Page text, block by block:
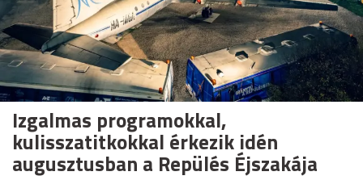
Izgalmas programokkal,
kulisszatitkokkal érkezik idén
augusztusban a Repülés Éjszakája